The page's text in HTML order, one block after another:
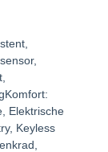
Elektrische
Keyless